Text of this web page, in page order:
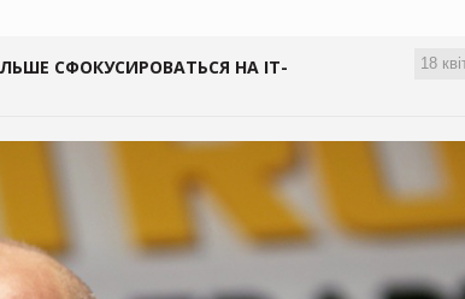
18
СФОКУСИРОВАТЬСЯ НА IT-